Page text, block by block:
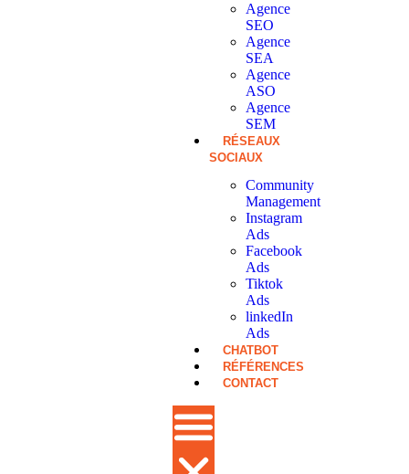
Agence
SEO
Agence
SEA
Agence
ASO
Agence
SEM
RÉSEAUX
SOCIAUX
Community
Management
Instagram
Ads
Facebook
Ads
Tiktok
Ads
linkedIn
Ads
CHATBOT
RÉFÉRENCES
CONTACT